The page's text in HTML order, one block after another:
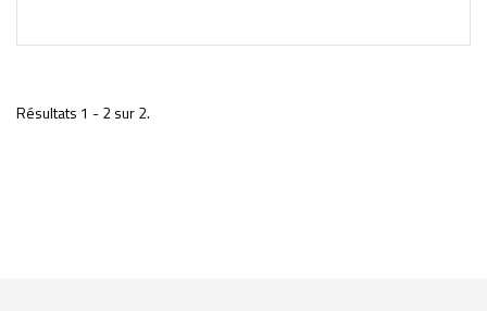
Résultats 1 - 2 sur 2.